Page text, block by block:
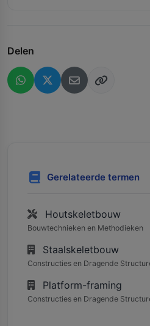
Delen
Gerelateerde termen
Houtskeletbouw
Bouwtechnieken en Methodieken
Staalskeletbouw
Constructies en Dragende
Platform-framing
Constructies en Dragende